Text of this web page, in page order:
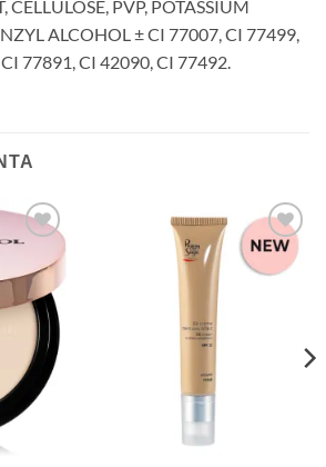
PVP, POTASSIUM
ALCOHOL ± CI 77007, CI 77499,
77891, CI 42090, CI 77492.
Wishlist
Add to
Wishlist